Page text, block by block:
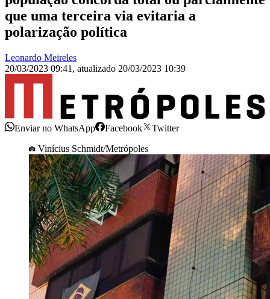
que uma terceira via evitaria a
polarização política
Leonardo Meireles
20/03/2023 09:41 , atualizado 20/03/2023 10:39
Enviar no WhatsApp Facebook
Twitter
Vinícius Schmidt/Metrópoles